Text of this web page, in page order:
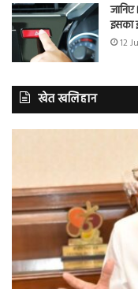
इसका
12
खेत खलिहान